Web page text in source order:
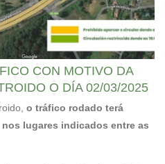
CON MOTIVO DA
O DÍA 02/03/2025
o tráfico rodado terá
lugares indicados entre as